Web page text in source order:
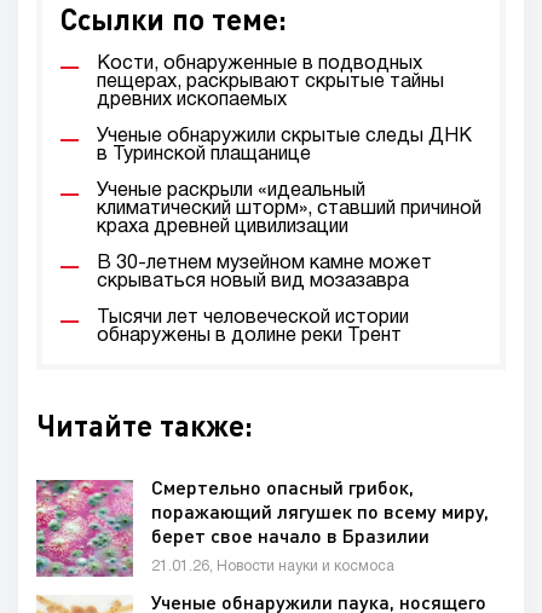
Ссылки по теме:
Кости, обнаруженные в подводных
пещерах, раскрывают скрытые тайны
древних ископаемых
Ученые обнаружили скрытые следы ДНК
в Туринской плащанице
Ученые раскрыли «идеальный
климатический шторм», ставший причиной
краха древней цивилизации
В 30-летнем музейном камне может
скрываться новый вид мозазавра
Тысячи лет человеческой истории
обнаружены в долине реки Трент
Читайте также:
Смертельно опасный грибок,
поражающий лягушек по всему миру,
берет свое начало в Бразилии
21.01.26, Новости науки и космоса
Ученые обнаружили паука, носящего